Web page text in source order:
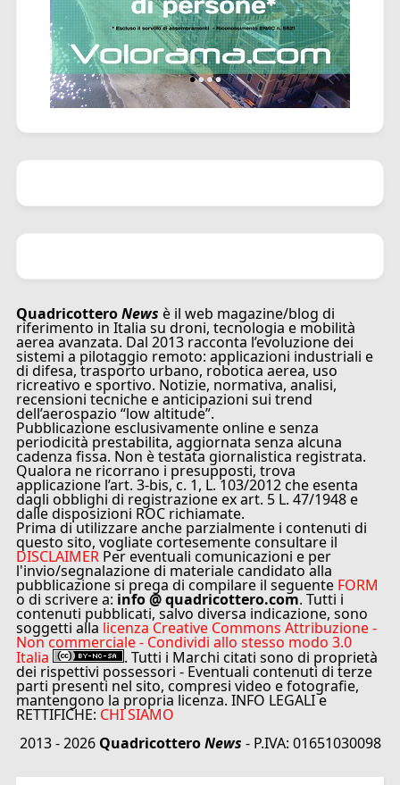
QuadricotteroNews è il web magazine/blog di
riferimento in Italia su droni, tecnologia e mobilità
aerea avanzata. Dal 2013 racconta l’evoluzione dei
sistemi a pilotaggio remoto: applicazioni industriali e
di difesa, trasporto urbano, robotica aerea, uso
ricreativo e sportivo. Notizie, normativa, analisi,
recensioni tecniche e anticipazioni sui trend
dell’aerospazio “low altitude”.
Pubblicazione esclusivamente online e senza
periodicità prestabilita, aggiornata senza alcuna
cadenza fissa. Non è testata giornalistica registrata.
Qualora ne ricorrano i presupposti, trova
applicazione l’art. 3-bis, c. 1, L. 103/2012 che esenta
dagli obblighi di registrazione ex art. 5 L. 47/1948 e
dalle disposizioni ROC richiamate.
Prima di utilizzare anche parzialmente i contenuti di
questo sito, vogliate cortesemente consultare il
DISCLAIMER Per eventuali comunicazioni e per
l'invio/segnalazione di materiale candidato alla
pubblicazione si prega di compilare il seguente FORM
o di scrivere a: info @ quadricottero.com. Tutti i
contenuti pubblicati, salvo diversa indicazione, sono
soggetti alla licenza Creative Commons Attribuzione -
Non commerciale - Condividi allo stesso modo 3.0
Italia . Tutti i Marchi citati sono di proprietà
dei rispettivi possessori - Eventuali contenuti di terze
parti presenti nel sito, compresi video e fotografie,
mantengono la propria licenza. INFO LEGALI e
RETTIFICHE: CHI SIAMO
2013 - 2026 QuadricotteroNews - P.IVA: 01651030098